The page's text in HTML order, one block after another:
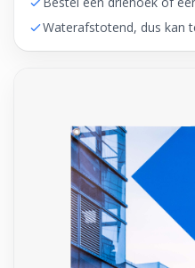
Waterafstotend, dus kan